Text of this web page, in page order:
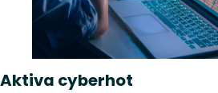
Aktiva cyberhot